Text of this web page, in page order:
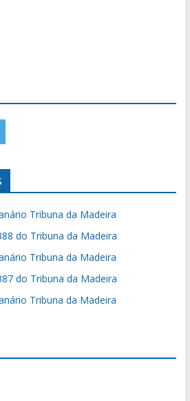
Tribuna da Madeira
do Tribuna da Madeira
Tribuna da Madeira
do Tribuna da Madeira
Tribuna da Madeira